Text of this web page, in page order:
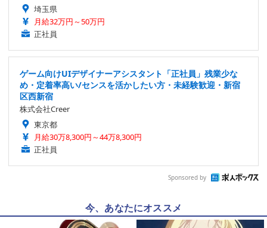
埼玉県
月給32万円～50万円
正社員
ゲーム向けUIデザイナーアシスタント「正社員」残業少な
め・定着率高い/センスを活かしたい方・未経験歓迎・新宿
区西新宿
株式会社Creer
東京都
月給30万8,300円～44万8,300円
正社員
Sponsored by
今、あなたにオススメ